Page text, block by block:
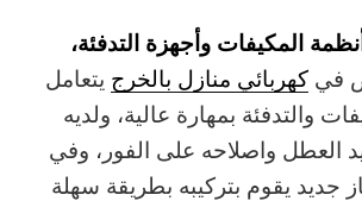
المكيفات وأجهزة التدفئة،
في كهربائي منازل بالخرج يتعامل
والتدفئة بمهارة عالية، ولديه
العطل واصلاحه على الفور، وفي
جديد يقوم بتركيبه بطريقة سهلة